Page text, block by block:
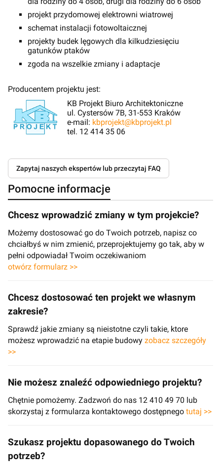
projekt przydomowej elektrowni wiatrowej
schemat instalacji fotowoltaicznej
projekty budek lęgowych dla kilkudziesięciu
gatunków ptaków
zgoda na wszelkie zmiany i adaptacje
Producentem projektu jest:
KB Projekt Biuro Architektoniczne
ul. Cystersów 7B, 31-553 Kraków
e-mail: kbprojekt@kbprojekt.pl
tel. 12 414 35 06
Zapytaj naszych ekspertów lub przeczytaj FAQ
Pomocne informacje
Chcesz wprowadzić zmiany w tym projekcie?
Możemy dostosować go do Twoich potrzeb, napisz co
chciałbyś w nim zmienić, przeprojektujemy go tak, aby w
pełni odpowiadał Twoim oczekiwaniom
otwórz formularz >>
Chcesz dostosować ten projekt we własnym
zakresie?
Sprawdź jakie zmiany są nieistotne czyli takie, ktore
możesz wprowadzić na etapie budowy zobacz szczegóły
>>
Nie możesz znaleźć odpowiedniego projektu?
Chętnie pomożemy. Zadzwoń do nas 12 410 49 70 lub
skorzystaj z formularza kontaktowego dostępnego tutaj >>
Szukasz projektu dopasowanego do Twoich
potrzeb?